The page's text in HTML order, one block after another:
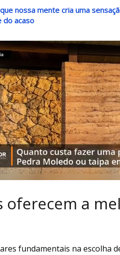
nossa mente cria uma
do acaso
oferecem a
fundamentais na escolha